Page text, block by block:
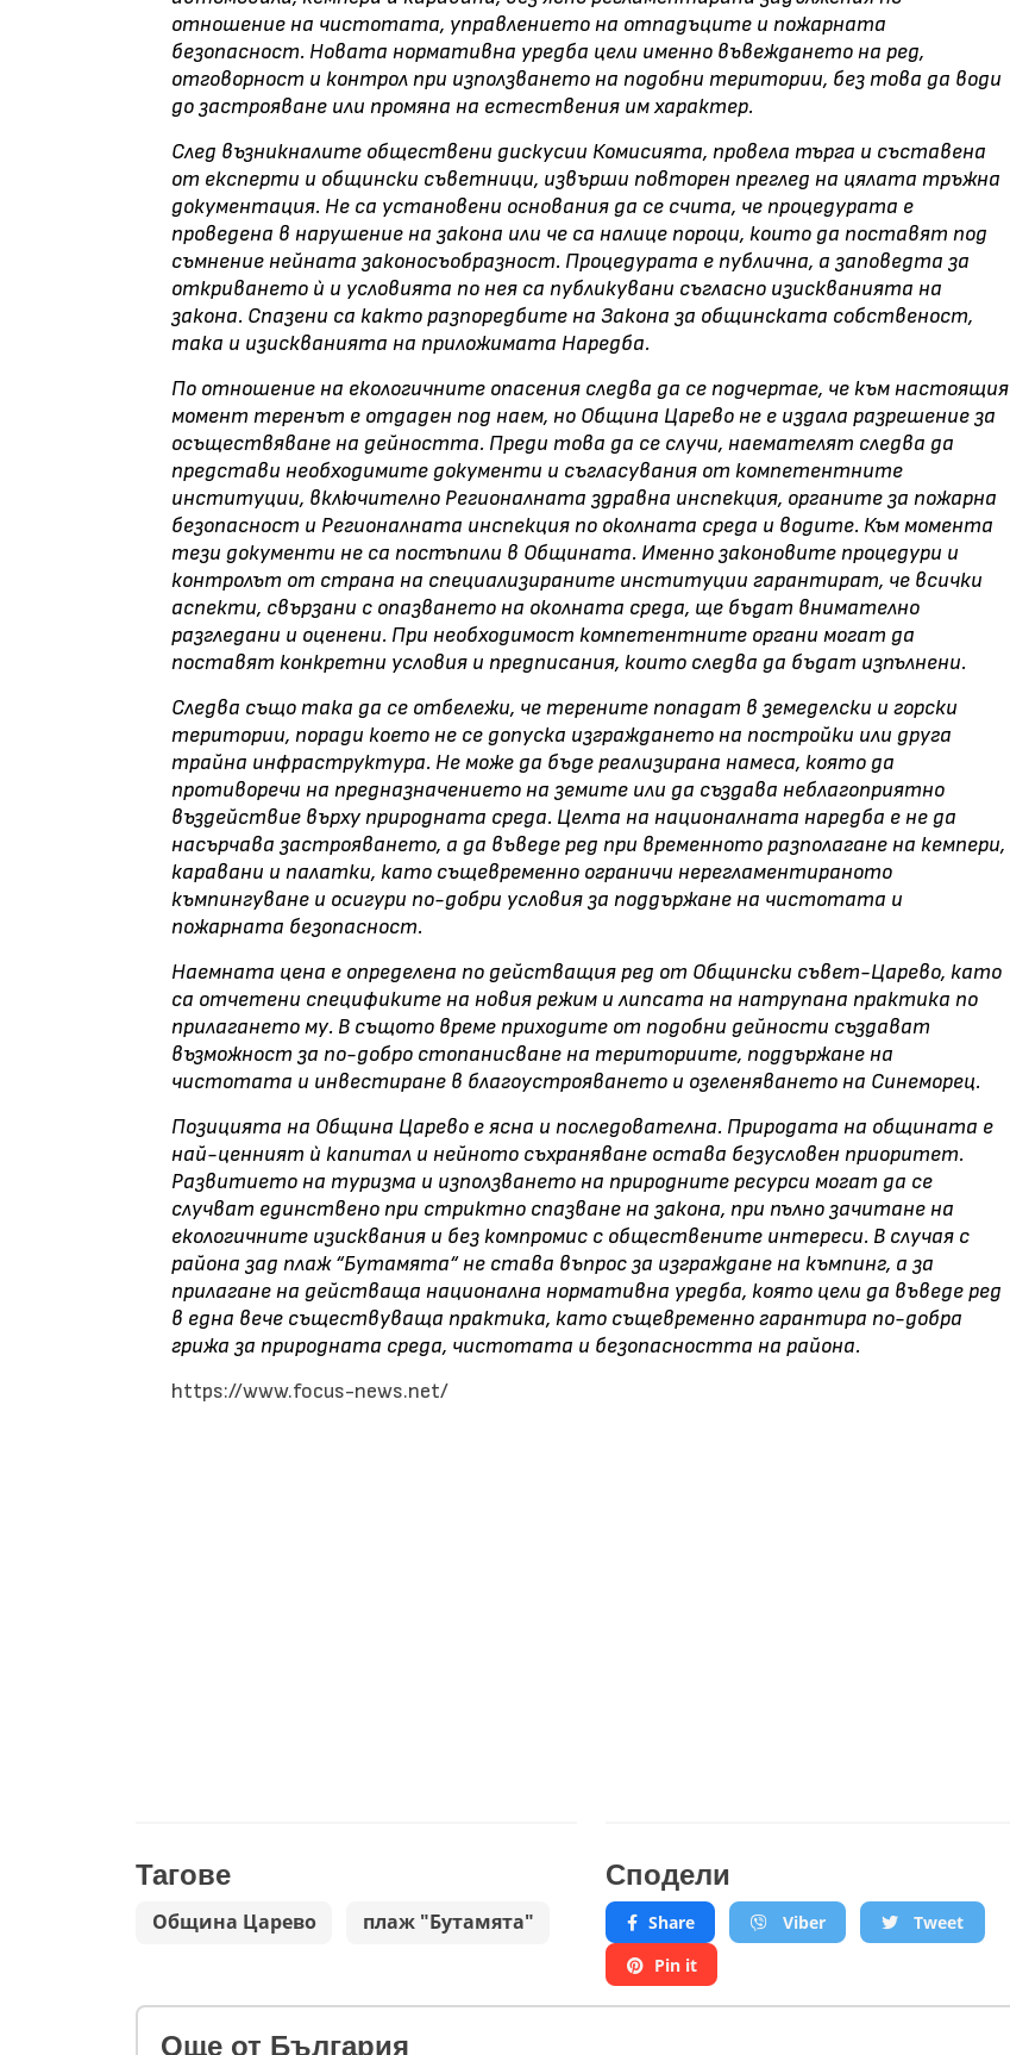
отношение на чистотата, управлението на отпадъците и пожарната
безопасност. Новата нормативна уредба цели именно въвеждането на ред,
отговорност и контрол при използването на подобни територии, без това да води
до застрояване или промяна на естествения им характер.
След възникналите обществени дискусии Комисията, провела търга и съставена
от експерти и общински съветници, извърши повторен преглед на цялата тръжна
документация. Не са установени основания да се счита, че процедурата е
проведена в нарушение на закона или че са налице пороци, които да поставят под
съмнение нейната законосъобразност. Процедурата е публична, а заповедта за
откриването ѝ и условията по нея са публикувани съгласно изискванията на
закона. Спазени са както разпоредбите на Закона за общинската собственост,
така и изискванията на приложимата Наредба.
По отношение на екологичните опасения следва да се подчертае, че към настоящия
момент теренът е отдаден под наем, но Община Царево не е издала разрешение за
осъществяване на дейността. Преди това да се случи, наемателят следва да
представи необходимите документи и съгласувания от компетентните
институции, включително Регионалната здравна инспекция, органите за пожарна
безопасност и Регионалната инспекция по околната среда и водите. Към момента
тези документи не са постъпили в Общината. Именно законовите процедури и
контролът от страна на специализираните институции гарантират, че всички
аспекти, свързани с опазването на околната среда, ще бъдат внимателно
разгледани и оценени. При необходимост компетентните органи могат да
поставят конкретни условия и предписания, които следва да бъдат изпълнени.
Следва също така да се отбележи, че терените попадат в земеделски и горски
територии, поради което не се допуска изграждането на постройки или друга
трайна инфраструктура. Не може да бъде реализирана намеса, която да
противоречи на предназначението на земите или да създава неблагоприятно
въздействие върху природната среда. Целта на националната наредба е не да
насърчава застрояването, а да въведе ред при временното разполагане на кемпери,
каравани и палатки, като същевременно ограничи нерегламентираното
къмпингуване и осигури по-добри условия за поддържане на чистотата и
пожарната безопасност.
Наемната цена е определена по действащия ред от Общински съвет-Царево, като
са отчетени спецификите на новия режим и липсата на натрупана практика по
прилагането му. В същото време приходите от подобни дейности създават
възможност за по-добро стопанисване на териториите, поддържане на
чистотата и инвестиране в благоустрояването и озеленяването на Синеморец.
Позицията на Община Царево е ясна и последователна. Природата на общината е
най-ценният ѝ капитал и нейното съхраняване остава безусловен приоритет.
Развитието на туризма и използването на природните ресурси могат да се
случват единствено при стриктно спазване на закона, при пълно зачитане на
екологичните изисквания и без компромис с обществените интереси. В случая с
района зад плаж “Бутамята“ не става въпрос за изграждане на къмпинг, а за
прилагане на действаща национална нормативна уредба, която цели да въведе ред
в една вече съществуваща практика, като същевременно гарантира по-добра
грижа за природната среда, чистотата и безопасността на района.
https://www.focus-news.net/
Тагове
Община Царево плаж "Бутамята"
Сподели
Share Viber
Tweet
Pin it
Oще от България